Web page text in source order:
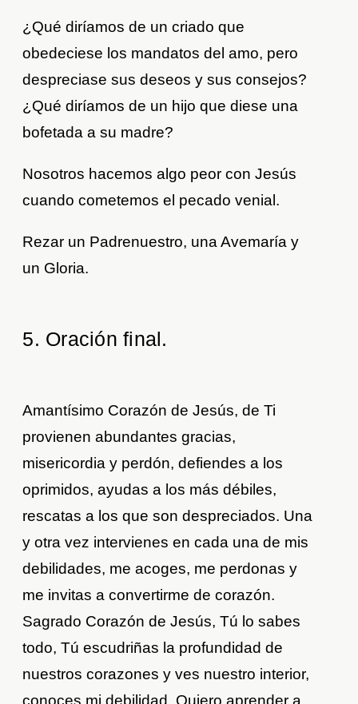
¿Qué diríamos de un criado que
obedeciese los mandatos del amo, pero
despreciase sus deseos y sus consejos?
¿Qué diríamos de un hijo que diese una
bofetada a su madre?
Nosotros hacemos algo peor con Jesús
cuando cometemos el pecado venial.
Rezar un Padrenuestro, una Avemaría y
un Gloria.
5. Oración final.
Amantísimo Corazón de Jesús, de Ti
provienen abundantes gracias,
misericordia y perdón, defiendes a los
oprimidos, ayudas a los más débiles,
rescatas a los que son despreciados. Una
y otra vez intervienes en cada una de mis
debilidades, me acoges, me perdonas y
me invitas a convertirme de corazón.
Sagrado Corazón de Jesús, Tú lo sabes
todo, Tú escudriñas la profundidad de
nuestros corazones y ves nuestro interior,
conoces mi debilidad. Quiero aprender a